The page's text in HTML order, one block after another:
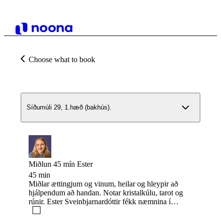
Choose what to book
Síðumúli 29, 1.hæð (bakhús).
Miðlun 45 mín Ester
45 min
Miðlar ættingjum og vinum, heilar og hleypir að
hjálpendum að handan. Notar kristalkúlu, tarot og
rúnir. Ester Sveinbjarnardóttir fékk næmnina í